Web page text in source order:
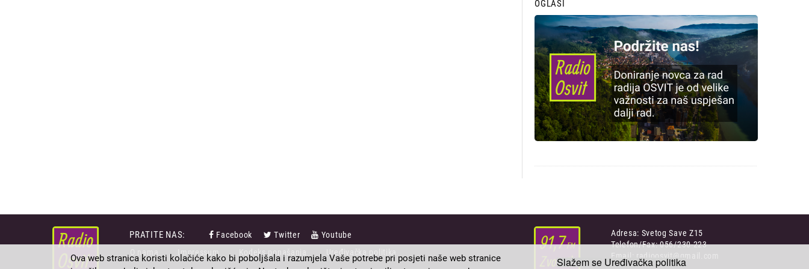
OGLASI
PRATITE NAS: Facebook Twitter Youtube
FOOTER
MENUO nama Impressum Kodeks ponašanja Uređivačka politika
Adresa: Svetog Save Z15
Telefon/Fax: 056/230-223
Ova web stranica koristi kolačiće kako bi poboljšala i razumjela Vaše potrebe pri posjeti naše web stranice
Slažem se Uređivačka politika